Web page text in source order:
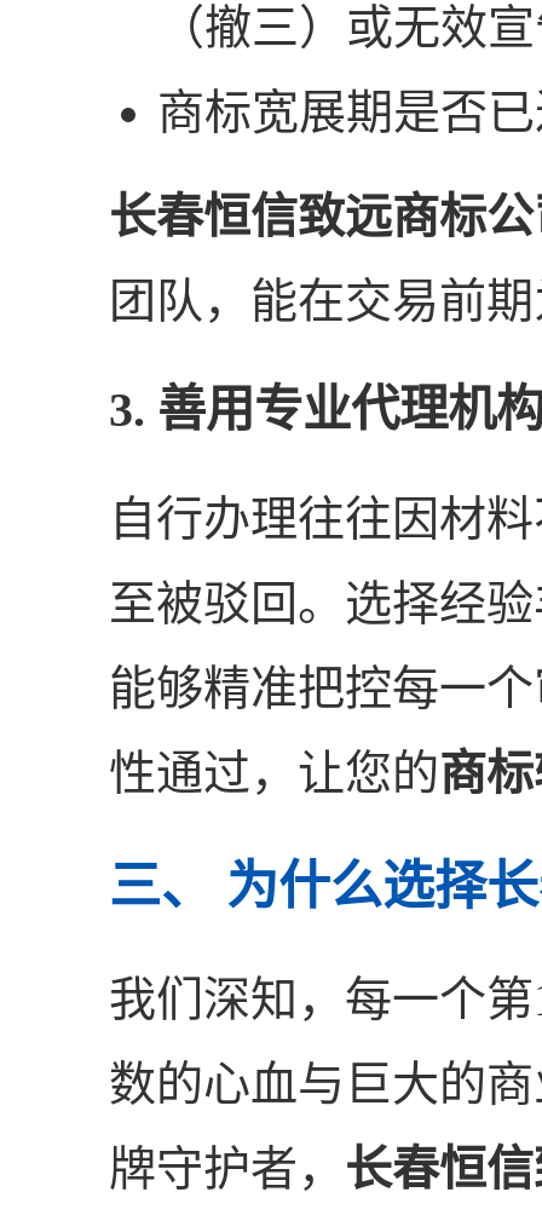
（撤三）或无效
商标宽展期是否
长春恒信致远商标
团队，能在交易前
3. 善用专业代理机
自行办理往往因材
至被驳回。选择经
能够精准把控每一
性通过，让您的商
三、 为什么选择
我们深知，每一个
数的心血与巨大的
牌守护者， 长春恒